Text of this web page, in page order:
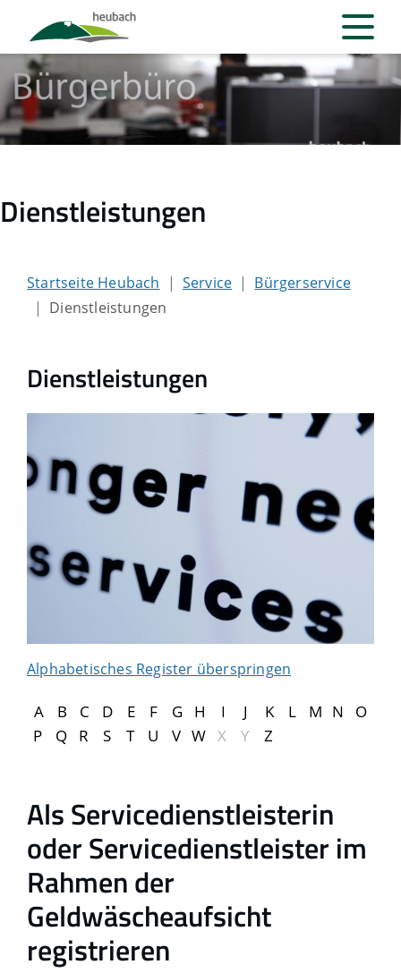
Dienstleistungen
Startseite Heubach Service
Bürgerservice
Dienstleistungen
Dienstleistungen
Alphabetisches Register überspringen
A B C D E F G H I J K L M N
O
P
Q R S T U V W X Y Z
Als Servicedienstleisterin
oder Servicedienstleister im
Rahmen der
Geldwäscheaufsicht
registrieren